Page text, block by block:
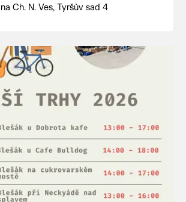
stavění máje
průvod pro stárky
“U Buvola”
zábava na
bude hrát DH
Vás!
Ch. N. Ves, Tyršův sad 4